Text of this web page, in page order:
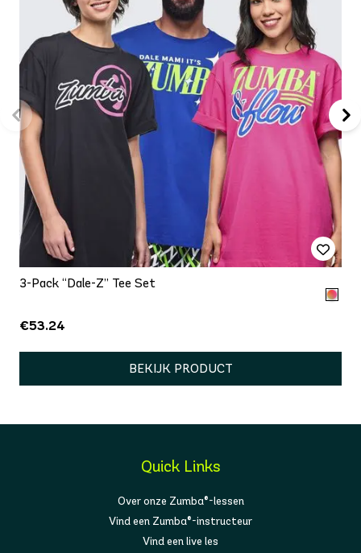
3-Pack “Dale-Z” Tee Set
€53.24
BEKIJK PRODUCT
Quick Links
Over onze Zumba®-lessen
Vind een Zumba®-instructeur
Vind een live les